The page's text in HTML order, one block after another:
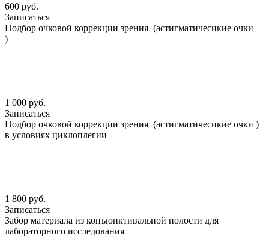
600 руб.
Записаться
Подбор очковой коррекции зрения (астигматичесикие очки
)
1 000 руб.
Записаться
Подбор очковой коррекции зрения (астигматичесикие очки )
в условиях циклоплегии
1 800 руб.
Записаться
Забор материала из конъюнктивальной полости для
лабораторного исследования